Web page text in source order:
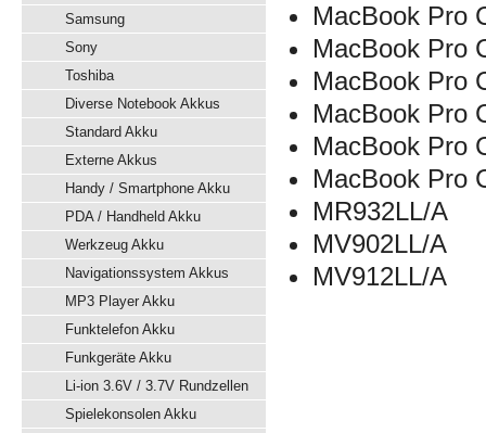
Samsung
Sony
Toshiba
Diverse Notebook Akkus
Standard Akku
Externe Akkus
Handy / Smartphone Akku
PDA / Handheld Akku
Werkzeug Akku
Navigationssystem Akkus
MP3 Player Akku
Funktelefon Akku
Funkgeräte Akku
Li-ion 3.6V / 3.7V Rundzellen
Spielekonsolen Akku
MacBook Pro
MacBook Pro
MacBook Pro
MacBook Pro
MacBook Pro
MacBook Pro
MR932LL/A
MV902LL/A
MV912LL/A